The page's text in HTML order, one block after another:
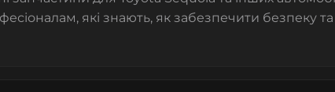
які знають, як забезпечити безпеку